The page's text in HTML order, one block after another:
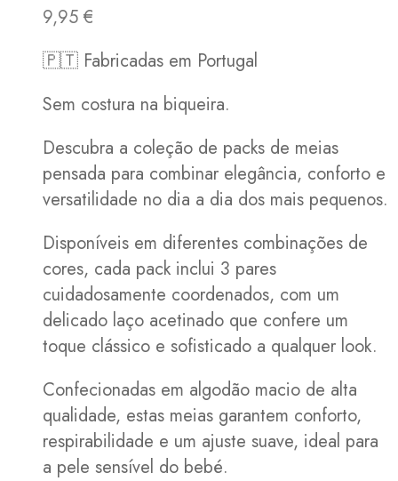
9,95 €
🇵🇹 Fabricadas em Portugal
Sem costura na biqueira.
Descubra a coleção de packs de meias
pensada para combinar elegância, conforto e
versatilidade no dia a dia dos mais pequenos.
Disponíveis em diferentes combinações de
cores, cada pack inclui 3 pares
cuidadosamente coordenados, com um
delicado laço acetinado que confere um
toque clássico e sofisticado a qualquer look.
Confecionadas em algodão macio de alta
qualidade, estas meias garantem conforto,
respirabilidade e um ajuste suave, ideal para
a pele sensível do bebé.